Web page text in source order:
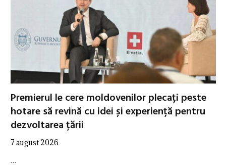
Premierul le cere moldovenilor plecați peste
hotare să revină cu idei și experiență pentru
dezvoltarea țării
7 august 2026
…